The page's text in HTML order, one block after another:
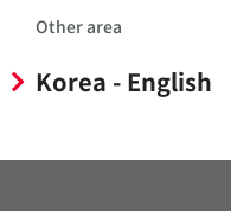
Other area
Korea - English
シタ）